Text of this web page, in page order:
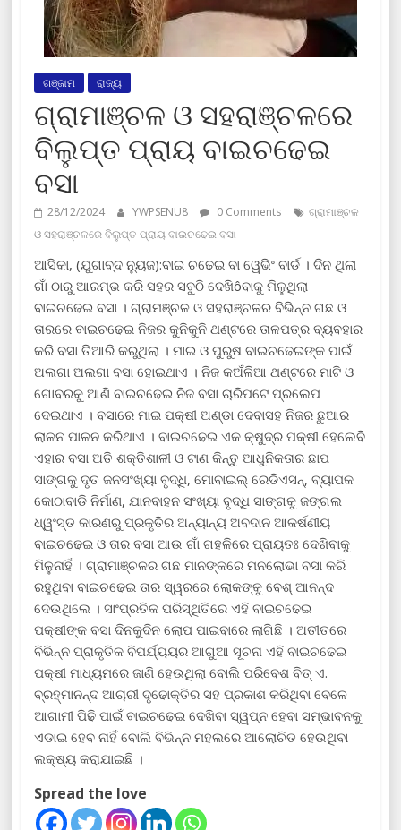
ଗଞ୍ଜାମ ରାଜ୍ୟ
ଗ୍ରାମାଞ୍ଚଳ ଓ ସହରାଞ୍ଚଳରେ
ବିଲୁପ୍ତ ପ୍ରାୟ ବାଇଚଢେଇ
ବସା
28/12/2024 YWPSENU8 0 Comments
ଗ୍ରାମାଞ୍ଚଳ
ଓ ସହରାଞ୍ଚଳରେ ବିଲୁପ୍ତ ପ୍ରାୟ ବାଇଚଢେଇ ବସା
ଆସିକା, (ଯୁଗାବ୍ଦ ନ୍ୟୁଜ):ବାଇ ଚଢେଇ ବା ୱେଭିଂ ବାର୍ଡ । ଦିନ ଥିଲା
ଗାଁ ଠାରୁ ଆରମ୍ଭ କରି ସହର ସବୁଠି ଦେଖିôବାକୁ ମିଳୁଥିଲା
ବାଇଚଢେଇ ବସା । ଗ୍ରାମଞ୍ଚଳ ଓ ସହରାଞ୍ଚଳର ବିଭିନ୍ନ ଗଛ ଓ
ତାରରେ ବାଇଚଢେଇ ନିଜର କୁନିକୁନି ଥଣ୍ଟରେ ତାଳପତ୍ର ବ୍ୟବହାର
କରି ବସା ତିଆରି କରୁଥିଲା । ମାଇ ଓ ପୁରୁଷ ବାଇଚଢେଇଙ୍କ ପାଇଁ
ଅଲଗା ଅଲଗା ବସା ହୋଇଥାଏ । ନିଜ କଅଁଳିଆ ଥଣ୍ଟରେ ମାଟି ଓ
ଗୋବରକୁ ଆଣି ବାଇଚଢେଇ ନିଜ ବସା ଚାରିପଟେ ପ୍ରଲେପ
ଦେଇଥାଏ । ବସାରେ ମାଇ ପକ୍ଷୀ ଅଣ୍ଡା ଦେବାସହ ନିଜର ଛୁଆର
ଲାଳନ ପାଳନ କରିଥାଏ । ବାଇଚଢେଇ ଏକ କ୍ଷୁଦ୍ର ପକ୍ଷୀ ହେଲେବି
ଏହାର ବସା ଅତି ଶକ୍ତିଶାଳୀ ଓ ଟାଣ କିନ୍ତୁ ଆଧୁନିକତାର ଛାପ
ସାଙ୍ଗକୁ ଦୃତ ଜନସଂଖ୍ୟା ବୃଦ୍ଧି, ମୋବାଇଲ୍ ରେଡିଏସନ୍‌, ବ୍ୟାପକ
କୋଠାବାଡି ନିର୍ମାଣ, ଯାନବାହନ ସଂଖ୍ୟା ବୃଦ୍ଧି ସାଙ୍ଗକୁ ଜଙ୍ଗଲ
ଧ୍ୱଂସ୍ତ କାରଣରୁ ପ୍ରକୃତିର ଅନ୍ୟାନ୍ୟ ଅବଦାନ ଆକର୍ଷଣୀୟ
ବାଇଚଢେଇ ଓ ତାର ବସା ଆଉ ଗାଁ ଗହଳିରେ ପ୍ରାୟତଃ ଦେଖିବାକୁ
ମିଳୁନାହିଁ । ଗ୍ରାମାଞ୍ଚଳର ଗଛ ମାନଙ୍କରେ ମନଲୋଭା ବସା କରି
ରହୁଥିବା ବାଇଚଢେଇ ତାର ସ୍ୱରରେ ଲୋକଙ୍କୁ ବେଶ୍ ଆନନ୍ଦ
ଦେଉଥିଲେ । ସାଂପ୍ରତିକ ପରିସ୍ଥିତିରେ ଏହି ବାଇଚଢେଇ
ପକ୍ଷୀଙ୍କ ବସା ଦିନକୁଦିନ ଲୋପ ପାଇବାରେ ଲାଗିଛି । ଅତୀତରେ
ବିଭିନ୍ନ ପ୍ରାକୃତିକ ବିପର୍ଯ୍ୟୟର ଆଗୁଆ ସୂଚନା ଏହି ବାଇଚଢେଇ
ପକ୍ଷୀ ମାଧ୍ୟମରେ ଜାଣି ହେଉଥିଲା ବୋଲି ପରିବେଶ ବିତ୍ ଏ.
ବ୍ରହ୍ମାନନ୍ଦ ଆଚାରୀ ଦୃଢୋକ୍ତିର ସହ ପ୍ରକାଶ କରିଥିବା ବେଳେ
ଆଗାମୀ ପିଢି ପାଇଁ ବାଇଚଢେଇ ଦେଖିବା ସ୍ୱପ୍ନ ହେବା ସମ୍ଭାବନକୁ
ଏଡାଇ ହେବ ନାହିଁ ବୋଲି ବିଭିନ୍ନ ମହଲରେ ଆଲୋଚିତ ହେଉଥିବା
ଲକ୍ଷ୍ୟ କରାଯାଇଛି ।
Spread the love